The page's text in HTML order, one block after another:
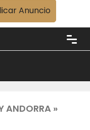
Anuncio
ANDORRA »